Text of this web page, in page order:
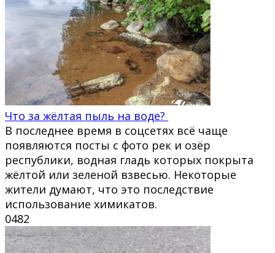
Что за жёлтая пыль на воде?
В последнее время в соцсетях всё чаще
появляются посты с фото рек и озёр
республики, водная гладь которых покрыта
жёлтой или зеленой взвесью. Некоторые
жители думают, что это последствие
использование химикатов.
0482